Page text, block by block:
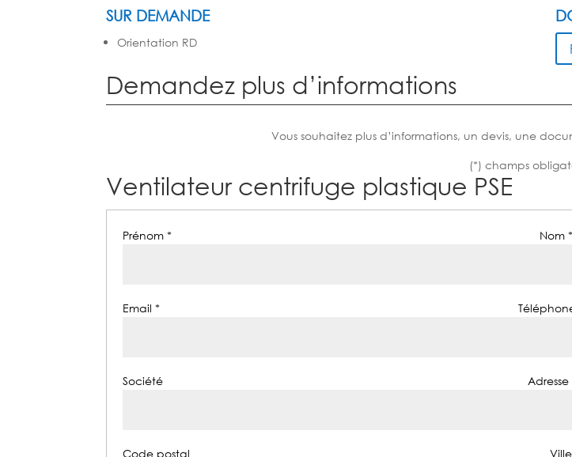
SUR DEMANDE
Orientation RD
Demandez plus d’informations
Vous souhaitez plus d’informations, un devis, une
(*) champs
Ventilateur centrifuge plastique PSE
Prénom * Nom *
Email *
Société Adresse
Code postal